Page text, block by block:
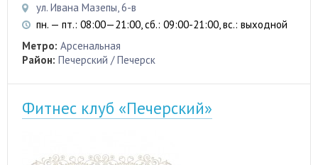
ул. Ивана Мазепы, 6-в
пн. — пт.: 08:00—21:00, сб.: 09:00-21:00, вс.: выходной
Метро: Арсенальная
Район: Печерский / Печерск
Фитнес клуб «Печерский»